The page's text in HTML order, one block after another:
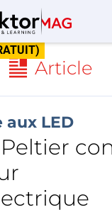
Article
aux LED